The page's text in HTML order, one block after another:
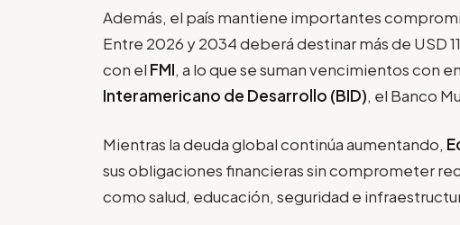
Además, el país mantiene importantes
Entre 2026 y 2034 deberá destinar más de USD
con el FMI, a lo que se suman vencimientos con
Interamericano de Desarrollo (BID), el Banco
Mientras la deuda global continúa aumentando,
sus obligaciones financieras sin comprometer
como salud, educación, seguridad e